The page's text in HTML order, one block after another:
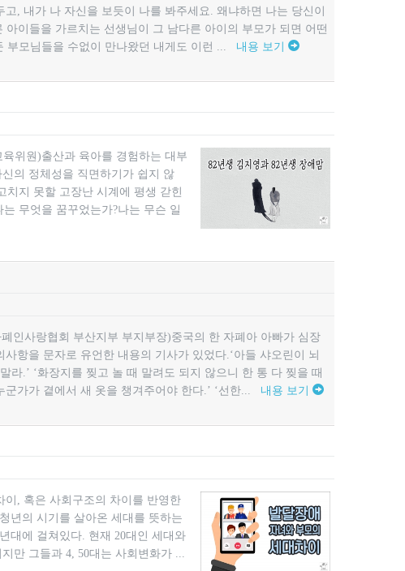
, 내가 나 자신을 보듯이 나를 봐주세요. 왜냐하면 나는 당신이
이들을 가르치는 선생님이 그 남다른 아이의 부모가 되면 어떤
부모님들을 수없이 만나왔던 내게도 이런 ... 내용 보기
위원)출산과 육아를 경험하는 대부
의 정체성을 직면하기가 쉽지 않
치지 못할 고장난 시계에 평생 갇힌
무엇을 꿈꾸었는가?나는 무슨 일
인사랑협회 부산지부 부지부장)​중국의 한 자폐아 아빠가 심장
항을 문자로 유언한 내용의 기사가 있었다.‘아들 샤오린이 뇌
라.’ ‘화장지를 찢고 놀 때 말려도 되지 않으니 한 통 다 찢을 때
군가가 곁에서 새 옷을 챙겨주어야 한다.’ ‘선한... 내용 보기
, 혹은 사회구조의 차이를 반영한
년의 시기를 살아온 세대를 뜻하는
대에 걸쳐있다. 현재 20대인 세대와
만 그들과 4, 50대는 사회변화가 ...